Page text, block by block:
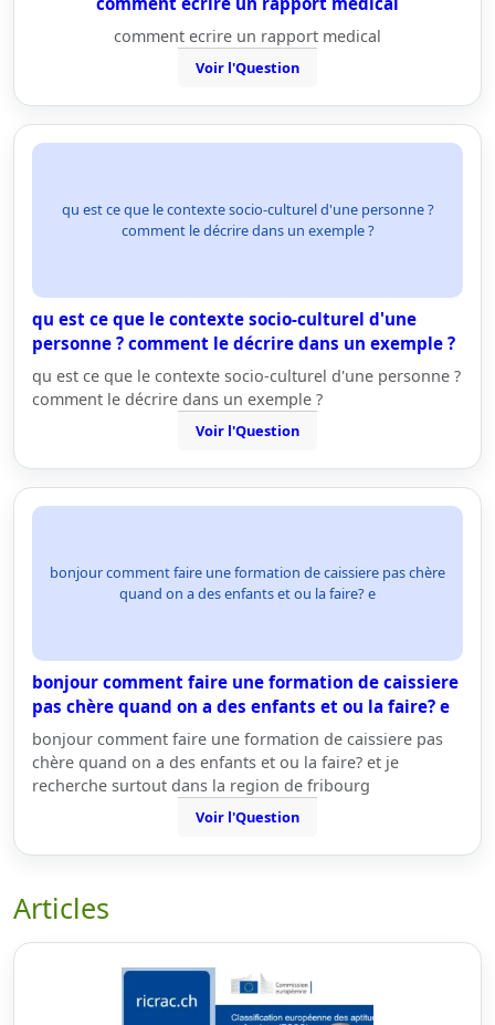
comment ecrire un rapport medical
Voir l'Question
qu est ce que le contexte socio-culturel d'une personne ?
comment le décrire dans un exemple ?
qu est ce que le contexte socio-culturel d'une
personne ? comment le décrire dans un exemple ?
qu est ce que le contexte socio-culturel d'une personne ?
comment le décrire dans un exemple ?
Voir l'Question
bonjour comment faire une formation de caissiere pas chère
quand on a des enfants et ou la faire? e
bonjour comment faire une formation de caissiere
pas chère quand on a des enfants et ou la faire? e
bonjour comment faire une formation de caissiere pas
chère quand on a des enfants et ou la faire? et je
recherche surtout dans la region de fribourg
Voir l'Question
Articles